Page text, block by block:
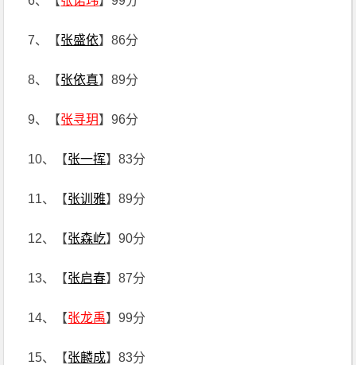
7、【张盛依】86分
8、【张依真】89分
9、【张寻玥】96分
10、【张一挥】83分
11、【张训雅】89分
12、【张森屹】90分
13、【张启春】87分
14、【张龙禹】99分
15、【张麟成】83分